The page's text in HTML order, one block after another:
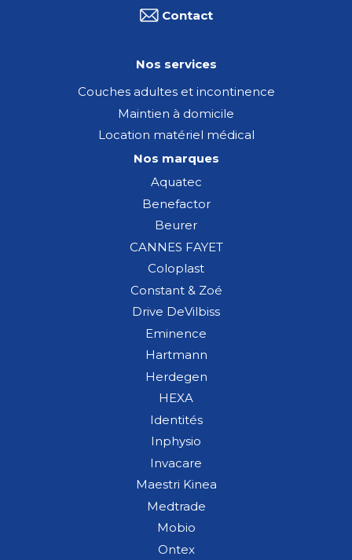
Contact
Nos services
Couches adultes et incontinence
Maintien à domicile
Location matériel médical
Nos marques
Aquatec
Benefactor
Beurer
CANNES FAYET
Coloplast
Constant & Zoé
Drive DeVilbiss
Eminence
Hartmann
Herdegen
HEXA
Identités
Inphysio
Invacare
Maestri Kinea
Medtrade
Mobio
Ontex